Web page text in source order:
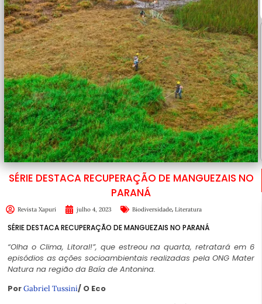
SÉRIE DESTACA RECUPERAÇÃO DE MANGUEZAIS NO
PARANÁ
Revista Xapuri julho 4, 2023 Biodiversidade, Literatura
SÉRIE DESTACA RECUPERAÇÃO DE MANGUEZAIS NO PARANÁ
“Olha o Clima, Litoral!”, que estreou na quarta, retratará em 6
episódios as ações socioambientais realizadas pela ONG Mater
Natura na região da Baía de Antonina.
PorGabriel Tussini/ O Eco